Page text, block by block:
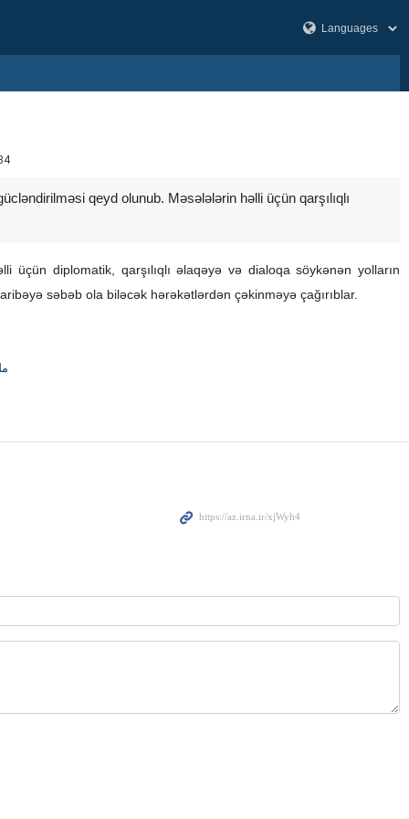
qeyd olunub. Məsələlərin həlli üçün qarşılıqlı
diplomatik, qarşılıqlı əlaqəyə və dialoqa söykənən yolların
səbəb ola biləcək hərəkətlərdən çəkinməyə çağırıblar.